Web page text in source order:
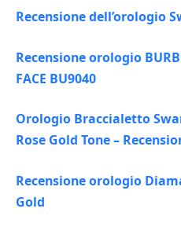
Recensione dell’orologio
Recensione orologio
FACE BU9040
Orologio Braccialetto
Rose Gold Tone –
Recensione orologio
Gold